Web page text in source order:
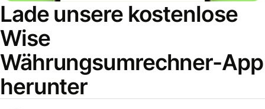
Lade unsere kostenlose
Wise
Währungsumrechner-App
herunter